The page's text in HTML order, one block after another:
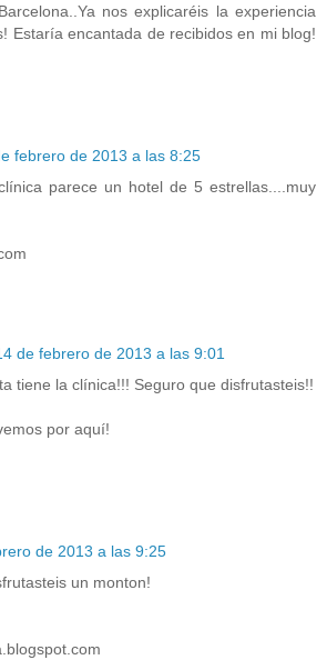
nos explicaréis la experiencia
Estaría encantada de recibidos en mi blog!
febrero de 2013 a las 8:25
parece un hotel de 5 estrellas....muy
de febrero de 2013 a las 9:01
tiene la clínica!!! Seguro que disfrutasteis!!
por aquí!
de 2013 a las 9:25
un monton!